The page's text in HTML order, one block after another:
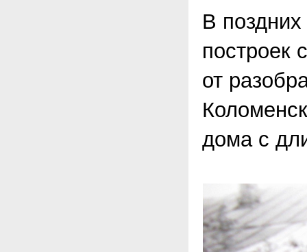
В
построек
от
дома с